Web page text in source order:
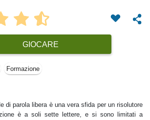
GIOCARE
Formazione
di parola libera è una vera sfida per un risolutore
è a soli sette lettere, e si sono limitati a